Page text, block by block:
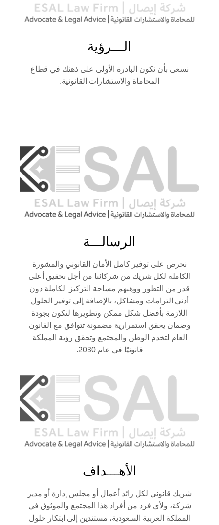
الـــرؤية
نسعى بأن نكون البادرة الأولى على ذهنك في قطاع
المحاماة والاستشارات القانونية.
الرسالـــة
نحرص على توفير كامل الأمان القانوني والمشورة
الكاملة لكل شريك من شركائنا من أجل تحقيق أعلى
قدر من التطور ووهبهم مساحة التركيز الكاملة دون
أدنى التزامات ومشاكل، بالإضافة إلى توفير الحلول
اللازمة بأفضل شكل ممكن وتطويرها لتكون بجودة
وضمان يحقق استمرارية مضمونة تتوافق مع القانون
العام لتخدم الوطن والمجتمع وتحقق رؤية المملكة
قانونيًا في عام 2030.
الأهـــداف
شريك قانوني لكل رائد أعمال أو مجلس إدارة أو مدير
شركة، ولأي فرد من أفراد هذا المجتمع والموثوق في
المملكة العربية السعودية، مستندين إلى ابتكار حلول